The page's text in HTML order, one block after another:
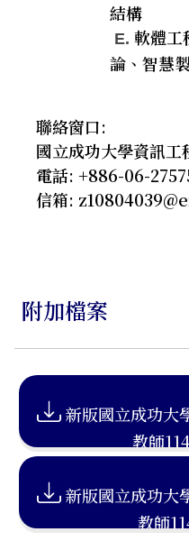
結構
E. 軟體工
論、智慧
聯絡窗口:
國立成功大學資訊工
電話: +886-06-
信箱:
附加檔案
教師
教師